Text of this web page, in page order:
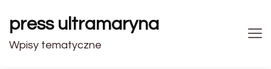
press ultramaryna
Wpisy tematyczne